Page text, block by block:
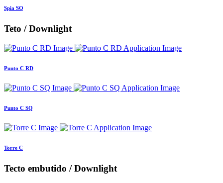
Spia SQ
Teto / Downlight
Punto C RD
Punto C SQ
Torre C
Tecto embutido / Downlight